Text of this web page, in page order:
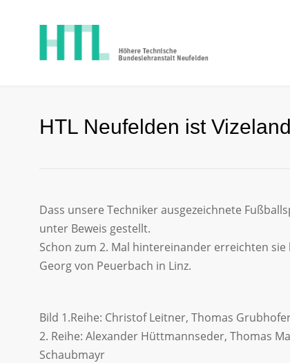
HTL Neufelden ist
Dass unsere Techniker ausgezeichnete
unter Beweis gestellt.
Schon zum 2. Mal hintereinander erreichten
Georg von Peuerbach in Linz.
Bild 1.Reihe: Christof Leitner, Thomas
2. Reihe: Alexander Hüttmannseder, Thomas
Schaubmayr